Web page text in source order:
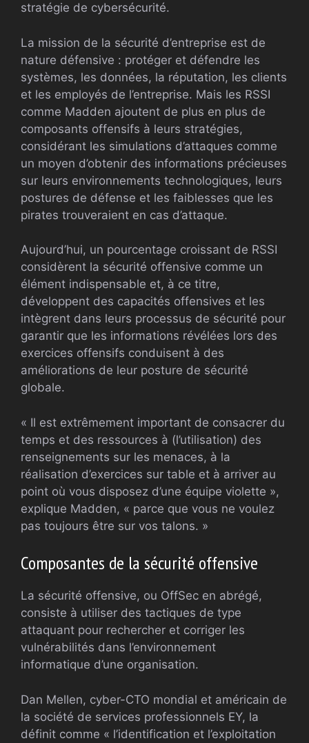
stratégie de cybersécurité.
La mission de la sécurité d’entreprise est de
nature défensive : protéger et défendre les
systèmes, les données, la réputation, les clients
et les employés de l’entreprise. Mais les RSSI
comme Madden ajoutent de plus en plus de
composants offensifs à leurs stratégies,
considérant les simulations d’attaques comme
un moyen d’obtenir des informations précieuses
sur leurs environnements technologiques, leurs
postures de défense et les faiblesses que les
pirates trouveraient en cas d’attaque.
Aujourd’hui, un pourcentage croissant de RSSI
considèrent la sécurité offensive comme un
élément indispensable et, à ce titre,
développent des capacités offensives et les
intègrent dans leurs processus de sécurité pour
garantir que les informations révélées lors des
exercices offensifs conduisent à des
améliorations de leur posture de sécurité
globale.
« Il est extrêmement important de consacrer du
temps et des ressources à (l’utilisation) des
renseignements sur les menaces, à la
réalisation d’exercices sur table et à arriver au
point où vous disposez d’une équipe violette »,
explique Madden, « parce que vous ne voulez
pas toujours être sur vos talons. »
Composantes de la sécurité offensive
La sécurité offensive, ou OffSec en abrégé,
consiste à utiliser des tactiques de type
attaquant pour rechercher et corriger les
vulnérabilités dans l’environnement
informatique d’une organisation.
Dan Mellen, cyber-CTO mondial et américain de
la société de services professionnels EY, la
définit comme « l’identification et l’exploitation